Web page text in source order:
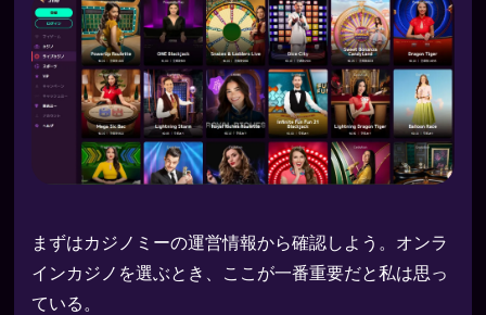
まずはカジノミーの運営情報から確認しよう。オンラ
インカジノを選ぶとき、ここが一番重要だと私は思っ
ている。